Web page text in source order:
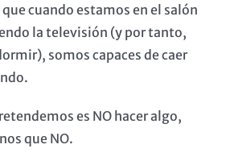
cuando estamos en el salón
la televisión (y por tanto,
somos capaces de caer
es NO hacer algo,
que NO.